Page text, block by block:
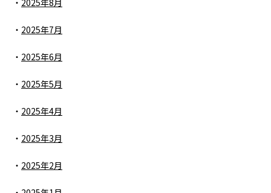
2025年8月
2025年7月
2025年6月
2025年5月
2025年4月
2025年3月
2025年2月